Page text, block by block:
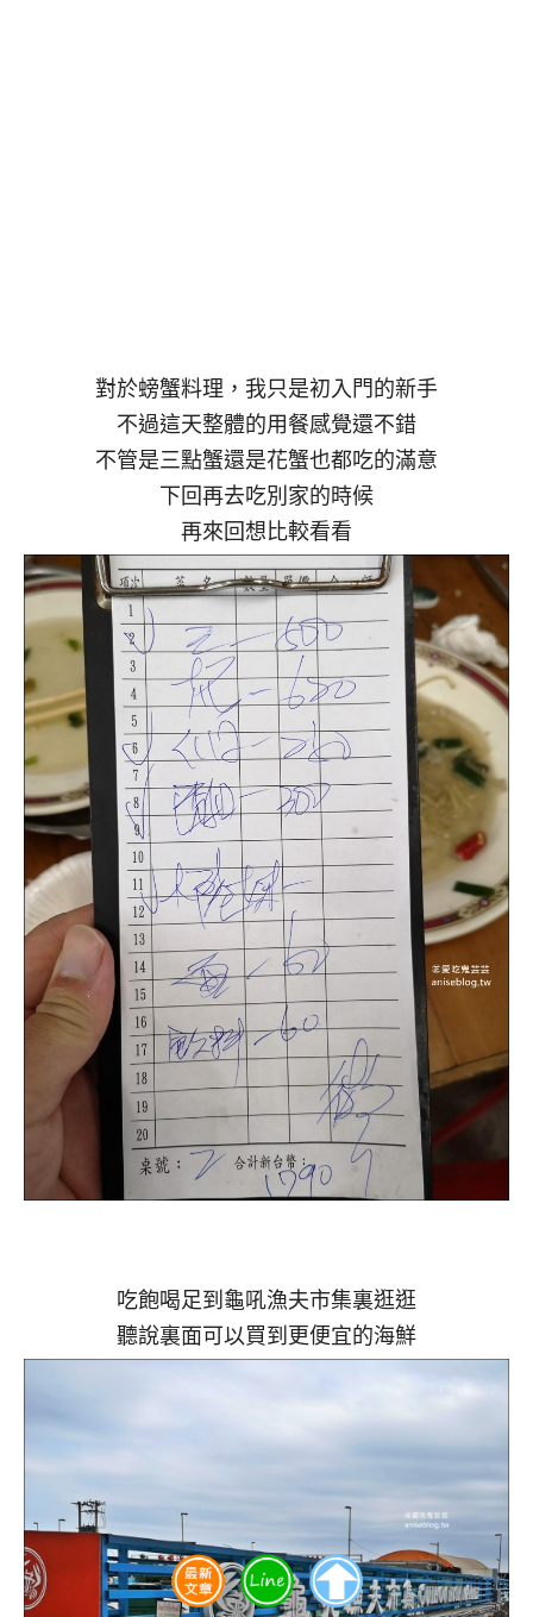
對於螃蟹料理，我只是初入門的新手
不過這天整體的用餐感覺還不錯
不管是三點蟹還是花蟹也都吃的滿意
下回再去吃別家的時候
再來回想比較看看
吃飽喝足到龜吼漁夫市集裏逛逛
聽說裏面可以買到更便宜的海鮮